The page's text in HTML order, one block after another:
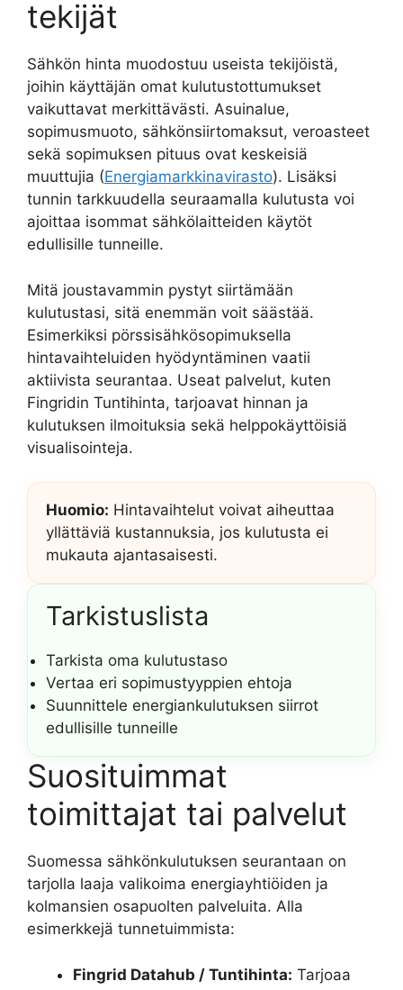
tekijät
Sähkön hinta muodostuu useista tekijöistä,
joihin käyttäjän omat kulutustottumukset
vaikuttavat merkittävästi. Asuinalue,
sopimusmuoto, sähkönsiirtomaksut, veroasteet
sekä sopimuksen pituus ovat keskeisiä
muuttujia (Energiamarkkinavirasto). Lisäksi
tunnin tarkkuudella seuraamalla kulutusta voi
ajoittaa isommat sähkölaitteiden käytöt
edullisille tunneille.
Mitä joustavammin pystyt siirtämään
kulutustasi, sitä enemmän voit säästää.
Esimerkiksi pörssisähkösopimuksella
hintavaihteluiden hyödyntäminen vaatii
aktiivista seurantaa. Useat palvelut, kuten
Fingridin Tuntihinta, tarjoavat hinnan ja
kulutuksen ilmoituksia sekä helppokäyttöisiä
visualisointeja.
Huomio: Hintavaihtelut voivat aiheuttaa
yllättäviä kustannuksia, jos kulutusta ei
mukauta ajantasaisesti.
Tarkistuslista
Tarkista oma kulutustaso
Vertaa eri sopimustyyppien ehtoja
Suunnittele energiankulutuksen siirrot
edullisille tunneille
Suosituimmat
toimittajat tai palvelut
Suomessa sähkönkulutuksen seurantaan on
tarjolla laaja valikoima energiayhtiöiden ja
kolmansien osapuolten palveluita. Alla
esimerkkejä tunnetuimmista:
Fingrid Datahub / Tuntihinta: Tarjoaa